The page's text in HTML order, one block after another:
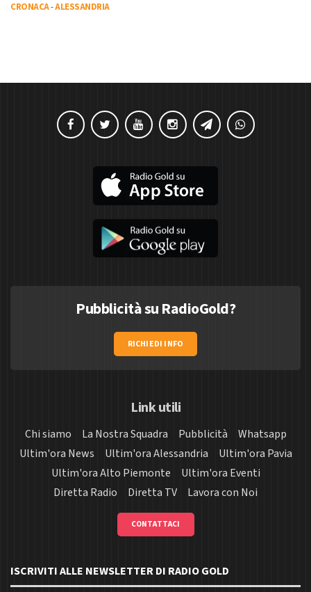
CRONACA-ALESSANDRIA
Pubblicità su RadioGold?
RICHIEDI INFO
Link utili
Chi siamo La Nostra Squadra Pubblicità
Whatsapp
Ultim'ora News
Ultim'ora Alessandria
Ultim'ora Pavia
Ultim'ora Alto Piemonte
Ultim'ora Eventi
Diretta Radio
Diretta TV Lavora con Noi
CONTATTACI
ISCRIVITI ALLE NEWSLETTER DI RADIO GOLD